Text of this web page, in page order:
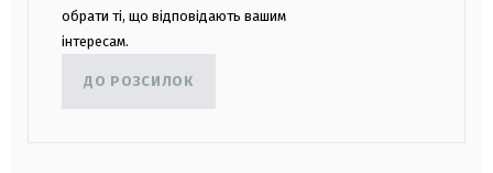
обрати ті, що відповідають вашим
інтересам.
ДО РОЗСИЛОК